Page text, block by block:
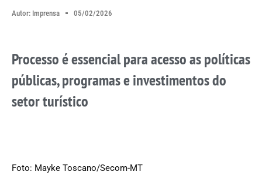
Autor: Imprensa 05/02/2026
Processo é essencial para acesso as políticas
públicas, programas e investimentos do
setor turístico
Foto: Mayke Toscano/Secom-MT